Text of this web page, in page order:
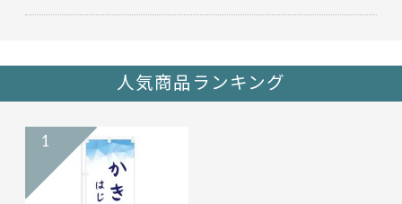
人気商品ランキング
1